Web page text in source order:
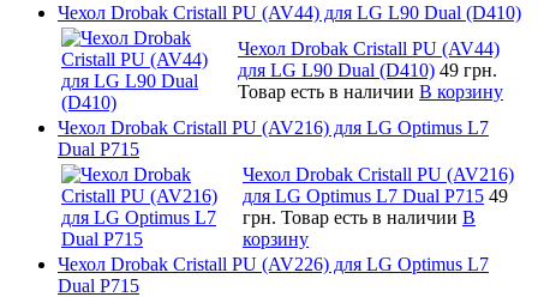
Чехол Drobak Cristall PU (AV44) для LG L90 Dual (D410)
Чехол Drobak Cristall PU (AV44)
для LG L90 Dual (D410) 49 грн.
Товар есть в наличии В корзину
Чехол Drobak Cristall PU (AV216) для LG Optimus L7
Dual P715
Чехол Drobak Cristall PU (AV216)
для LG Optimus L7 Dual P715 49
грн. Товар есть в наличии В
корзину
Чехол Drobak Cristall PU (AV226) для LG Optimus L7
Dual P715